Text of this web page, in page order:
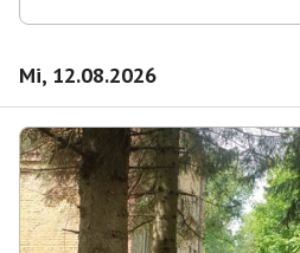
Mi, 12.08.2026